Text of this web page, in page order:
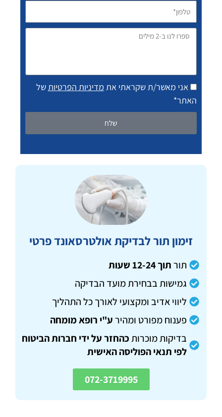
טלפון*
ספרו
מילים
אני מאשר/ת שקראתי את מדיניות הפרטיותשל
האתר*
שלח
זימון תור לבדיקת אולטרסאונד פרטי
תורתוך 12-24 שעות
גמישות בבחירת מועד הבדיקה
ליווי אדיב ומקצועי לאורך כל התהליך
פענוח מפורט ומהירע"י רופא מומחה
בדיקות מוכרותכהחזר על ידי חברות הביטוח
לפי תנאי הפוליסה האישית
072-3719995